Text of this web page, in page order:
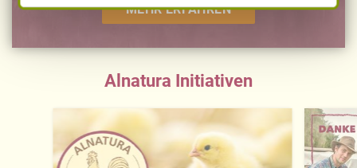
Ihre Einwilligung zur Datenverarbeitung und
-übermittlung widerrufen und Tools deaktivieren.
MEHR ERFAHREN
Alnatura Initiativen